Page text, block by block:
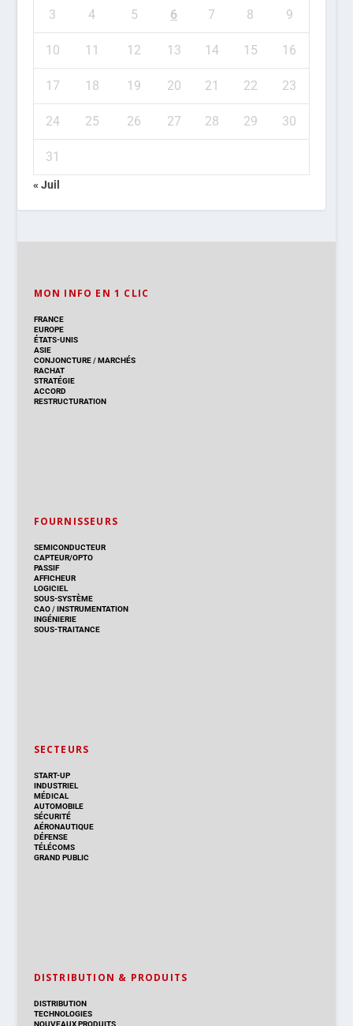
3 4 5 6 7 8 9
10 11 12 13 14 15 16
17 18 19 20 21 22 23
24 25 26 27 28 29 30
31
« Juil
MON INFO EN 1 CLIC
FRANCE
EUROPE
ÉTATS-UNIS
ASIE
CONJONCTURE/MARCHÉS
RACHAT
STRATÉGIE
ACCORD
RESTRUCTURATION
FOURNISSEURS
SEMICONDUCTEUR
CAPTEUR/OPTO
PASSIF
AFFICHEUR
LOGICIEL
SOUS-SYSTÈME
CAO/INSTRUMENTATION
INGÉNIERIE
SOUS-TRAITANCE
SECTEURS
START-UP
INDUSTRIEL
MÉDICAL
AUTOMOBILE
SÉCURITÉ
AÉRONAUTIQUE
DÉFENSE
TÉLÉCOMS
GRAND PUBLIC
DISTRIBUTION & PRODUITS
DISTRIBUTION
TECHNOLOGIES
NOUVEAUX PRODUITS